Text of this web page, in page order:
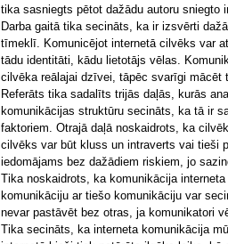
tika sasniegts pētot dažādu autoru sniegto
Darba gaitā tika secināts, ka ir izsvērti
tīmeklī. Komunicējot internetā cilvēks var
tādu identitāti, kādu lietotājs vēlas.
cilvēka reālajai dzīvei, tāpēc svarīgi mācēt
Referāts tika sadalīts trijās daļās, kurās
komunikācijas struktūru secināts, ka tā ir
faktoriem. Otrajā daļā noskaidrots, ka
cilvēks var būt kluss un intraverts vai tieši
iedomājams bez dažādiem riskiem, jo
Tika noskaidrots, ka komunikācija
komunikāciju ar tiešo komunikāciju var
nevar pastāvēt bez otras, ja komunikatori
Tika secināts, ka interneta komunikācija